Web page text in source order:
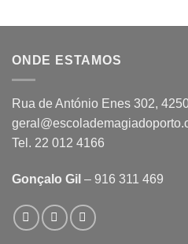
ONDE ESTAMOS
Rua de António Enes 302,
Tel. 22 012 4166
Gonçalo Gil – 916 311 469